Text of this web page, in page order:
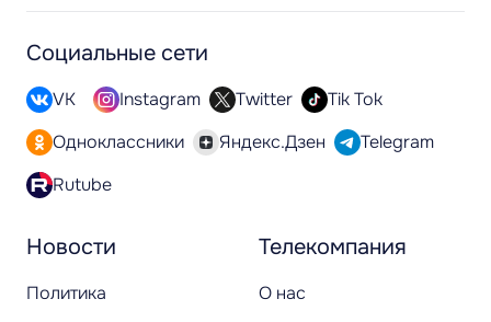
Новости
Политика
Телекомпания
О нас
Социальные сети
VK Instagram Twitter
Tik Tok
Одноклассники
Яндекс.Дзен
Telegram
Rutube